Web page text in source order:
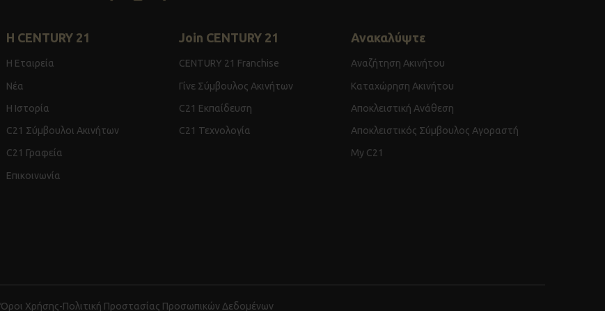
Η CENTURY 21
Η Εταιρεία
Νέα
Η Ιστορία
C21 Σύμβουλοι Ακινήτων
C21 Γραφεία
Επικοινωνία
Join CENTURY 21
CENTURY 21 Franchise
Γίνε Σύμβουλος Ακινήτων
C21 Εκπαίδευση
C21 Τεχνολογία
Ανακαλύψτε
Αναζήτηση Ακινήτου
Καταχώρηση Ακινήτου
Αποκλειστική Ανάθεση
Αποκλειστικός Σύμβουλος Αγοραστή
My C21
Όροι Χρήσης-Πολιτική Προστασίας Προσωπικών Δεδομένων